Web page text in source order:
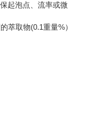
起泡点、流率或微
萃取物(0.1重量%）